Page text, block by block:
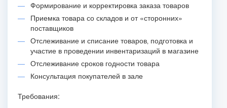
Формирование и корректировка заказа товаров
Приемка товара со складов и от «сторонних»
поставщиков
Отслеживание и списание товаров‚ подготовка и
участие в проведении инвентаризаций в магазине
Отслеживание сроков годности товара
Консультация покупателей в зале
Требования: